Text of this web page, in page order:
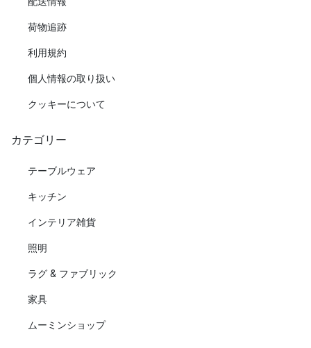
荷物追跡
利用規約
個人情報の取り扱い
クッキーについて
カテゴリー
テーブルウェア
キッチン
インテリア雑貨
照明
ラグ & ファブリック
家具
ムーミンショップ